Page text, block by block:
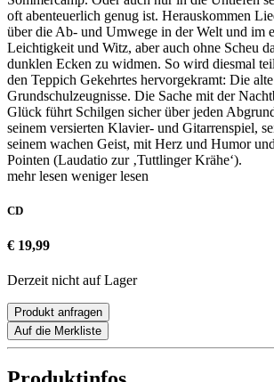
oft abenteuerlich genug ist. Herauskommen
über die Ab- und Umwege in der Welt und im
Leichtigkeit und Witz, aber auch ohne Scheu
dunklen Ecken zu widmen. So wird diesmal
den Teppich Gekehrtes hervorgekramt: Die
Grundschulzeugnisse. Die Sache mit der
Glück führt Schilgen sicher über jeden
seinem versierten Klavier- und Gitarrenspiel,
seinem wachen Geist, mit Herz und Humor
Pointen (Laudatio zur ‚Tuttlinger Krähe‘).
mehr lesen weniger lesen
CD
€ 19,99
Derzeit nicht auf Lager
Produkt anfragen
Auf die Merkliste